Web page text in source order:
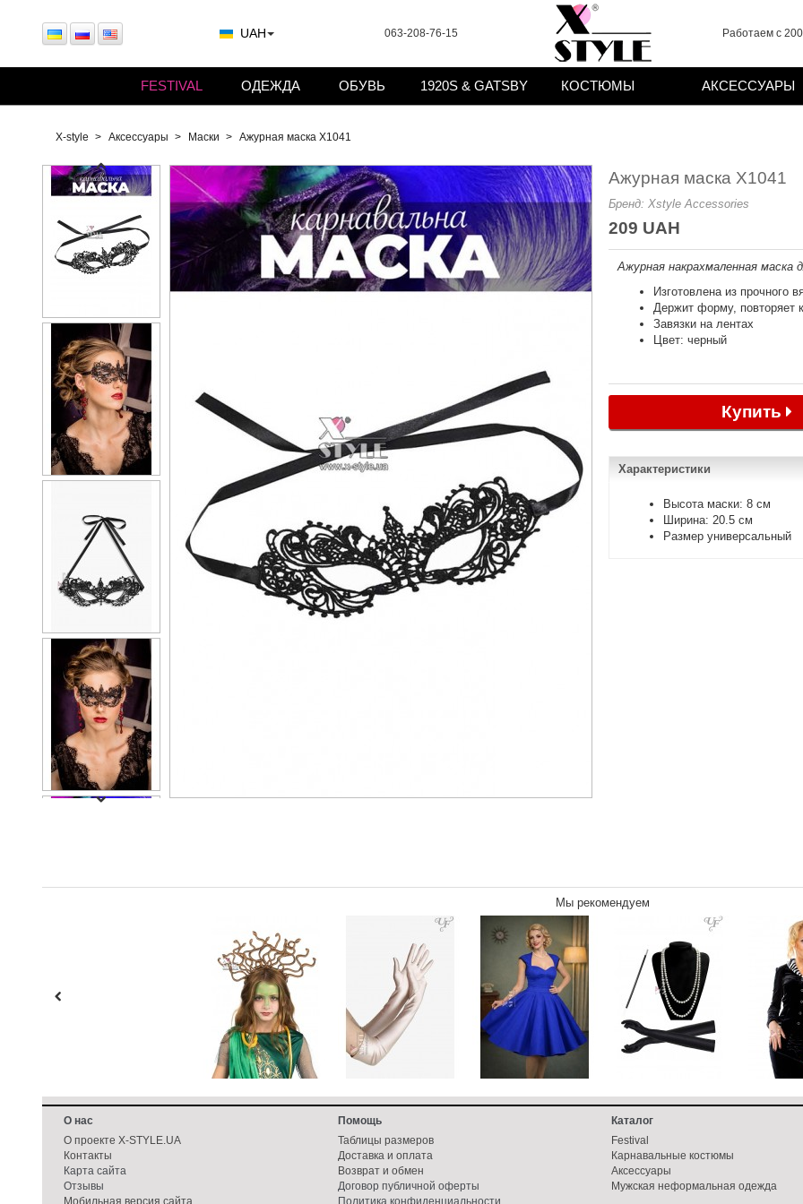
UAH 063-208-76-15 Работаем с
X-style Аксессуары Маски Ажурная маска X1041
Ажурная маска X1041
Бренд: Xstyle Accessories
209 UAH
Ажурная накрахмаленная маска
Изготовлена из прочного
Держит форму, повторяет
Завязки на лентах
Цвет: черный
Купить
Характеристики
Высота маски: 8 см
Ширина: 20.5 см
Размер универсальный
Мы рекомендуем
FESTIVAL ОДЕЖДА ОБУВЬ 1920S & GATSBY КОСТЮМЫ АКСЕССУАРЫ
О нас
О проекте X-STYLE.UA
Контакты
Карта сайта
Отзывы
Мобильная версия сайта
Помощь
Таблицы размеров
Доставка и оплата
Возврат и обмен
Договор публичной оферты
Политика конфиденциальности
Каталог
Festival
Карнавальные костюмы
Аксессуары
Мужская неформальная одежда